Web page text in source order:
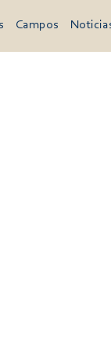
Campos